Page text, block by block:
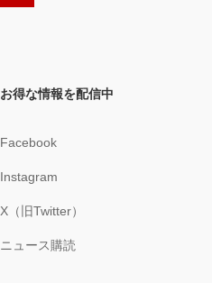
お得な情報を配信中
Facebook
Instagram
X（旧Twitter）
ニュース購読